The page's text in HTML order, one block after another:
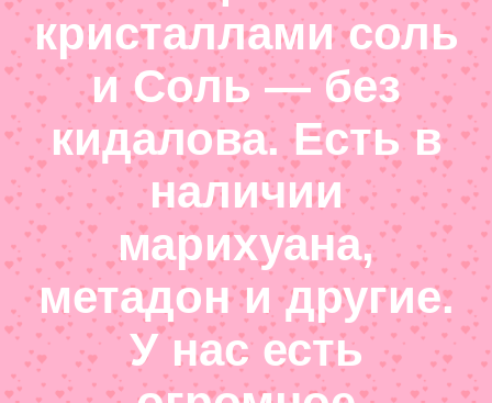
кристаллами соль
и Соль — без
кидалова. Есть в
наличии
марихуана,
метадон и другие.
У нас есть